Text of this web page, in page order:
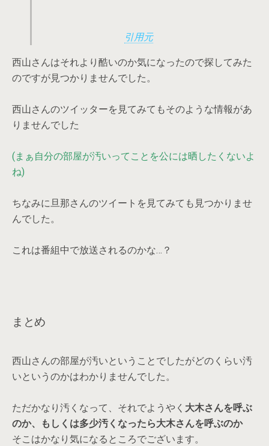
引用元
西山さんはそれより酷いのか気になったので探してみた
のですが見つかりませんでした。
西山さんのツイッターを見てみてもそのような情報があ
りませんでした
(まぁ自分の部屋が汚いってことを公には晒したくないよ
ね)
ちなみに旦那さんのツイートを見てみても見つかりませ
んでした。
これは番組中で放送されるのかな…？
まとめ
西山さんの部屋が汚いということでしたがどのくらい汚
いというのかはわかりませんでした。
ただかなり汚くなって、それでようやく 大木さんを呼ぶ
のか、
もしくは多少汚くなったら大木さんを呼ぶのか
そこはかなり気になるところでございます。